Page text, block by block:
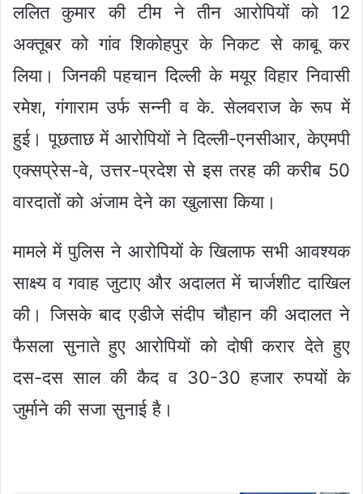
ललित कुमार की टीम ने तीन आरोपियों को 12
अक्तूबर को गांव शिकोहपुर के निकट से काबू कर
लिया। जिनकी पहचान दिल्ली के मयूर विहार निवासी
रमेश, गंगाराम उर्फ सन्नी व के. सेलवराज के रूप में
हुई। पूछताछ में आरोपियों ने दिल्ली-एनसीआर, केएमपी
एक्सप्रेस-वे, उत्तर-प्रदेश से इस तरह की करीब 50
वारदातों को अंजाम देने का खुलासा किया।
मामले में पुलिस ने आरोपियों के खिलाफ सभी आवश्यक
साक्ष्य व गवाह जुटाए और अदालत में चार्जशीट दाखिल
की। जिसके बाद एडीजे संदीप चौहान की अदालत ने
फैसला सुनाते हुए आरोपियों को दोषी करार देते हुए
दस-दस साल की कैद व 30-30 हजार रुपयों के
जुर्माने की सजा सुनाई है।